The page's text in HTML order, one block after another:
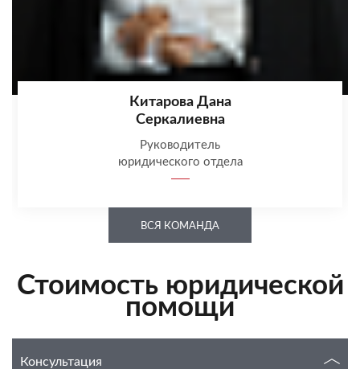
Китарова Дана
Серкалиевна
Руководитель
юридического отдела
ВСЯ КОМАНДА
Стоимость юридической
помощи
Консультация